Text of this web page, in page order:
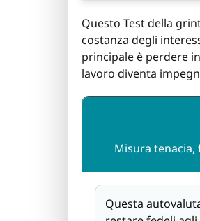
Questo Test della
costanza degli
principale è perdere
lavoro diventa
Misura tenacia,
Questa